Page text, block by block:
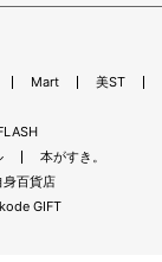
Mart
美ST
本がすき。
身百貨店
GIFT